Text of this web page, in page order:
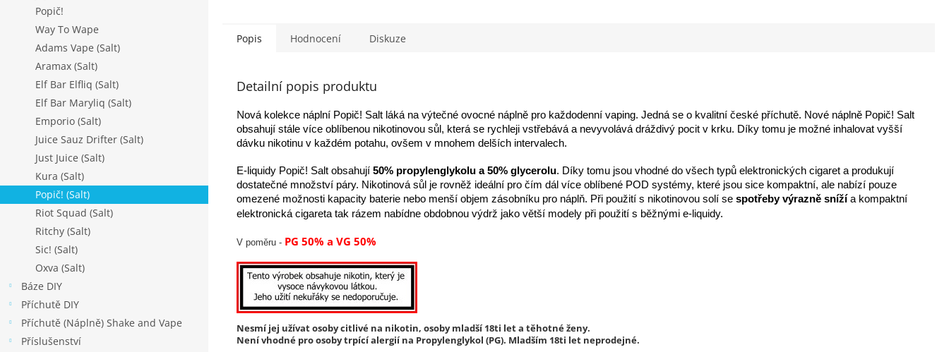
Popič!
Way To Wape
Adams Vape (Salt)
Aramax (Salt)
Elf Bar Elfliq (Salt)
Elf Bar Maryliq (Salt)
Emporio (Salt)
Juice Sauz Drifter (Salt)
Just Juice (Salt)
Kura (Salt)
Popič! (Salt)
Riot Squad (Salt)
Ritchy (Salt)
Sic! (Salt)
Oxva (Salt)
Báze DIY
Příchutě DIY
Příchutě (Náplně) Shake and Vape
Příslušenství
Popis Hodnocení Diskuze
Detailní popis produktu
Nová kolekce náplní Popič! Salt láká na výtečné ovocné náplně pro každodenní vaping. Jedná se o kvalitní české příchutě. Nové náplně Popič! Salt
obsahují stále více oblíbenou nikotinovou sůl, která se rychleji vstřebává a nevyvolává dráždivý pocit v krku. Díky tomu je možné inhalovat vyšší
dávku nikotinu v každém potahu, ovšem v mnohem delších intervalech.
E-liquidy Popič! Salt obsahují 50% propylenglykolu a 50% glycerolu. Díky tomu jsou vhodné do všech typů elektronických cigaret a produkují
dostatečné množství páry. Nikotinová sůl je rovněž ideální pro čím dál více oblíbené POD systémy, které jsou sice kompaktní, ale nabízí pouze
omezené možnosti kapacity baterie nebo menší objem zásobníku pro náplň. Při použití s nikotinovou solí se spotřeby výrazně sníží a kompaktní
elektronická cigareta tak rázem nabídne obdobnou výdrž jako větší modely při použití s běžnými e-liquidy.
V poměru - PG 50% a VG 50%
Nesmí jej užívat osoby citlivé na nikotin, osoby mladší 18ti let a těhotné ženy.
Není vhodné pro osoby trpící alergií na Propylenglykol (PG). Mladším 18ti let neprodejné.